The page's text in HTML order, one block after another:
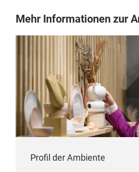
Mehr Informationen zur
Profil der Ambiente